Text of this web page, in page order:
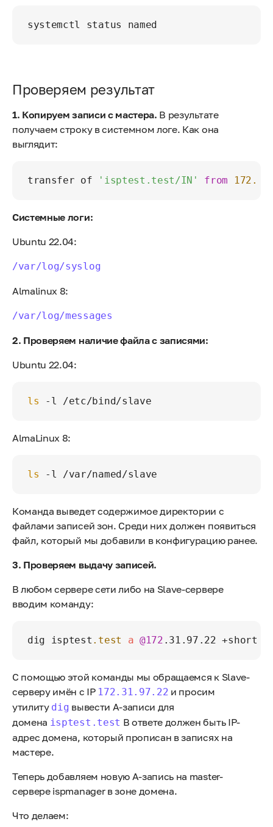
Проверяем результат
1. Копируем записи с мастера. В результате
получаем строку в системном логе. Как она
выглядит:
transfer of 'isptest.test/IN' from 172.31
Системные логи:
Ubuntu 22.04:
/var/log/syslog
Almalinux 8:
/var/log/messages
2. Проверяем наличие файла с записями:
Ubuntu 22.04:
ls
AlmaLinux 8:
ls
Команда выведет содержимое директории с
файлами записей зон. Среди них должен появиться
файл, который мы добавили в конфигурацию ранее.
3. Проверяем выдачу записей.
В любом сервере сети либо на Slave-сервере
вводим команду:
dig isptest .test a @172
С помощью этой команды мы обращаемся к Slave-
серверу имён c IP 172.31.97.22 и просим
утилиту dig вывести A-записи для
домена isptest.test В ответе должен быть IP-
адрес домена, который прописан в записях на
мастере.
Теперь добавляем новую A-запись на master-
сервере ispmanager в зоне домена.
Что делаем: